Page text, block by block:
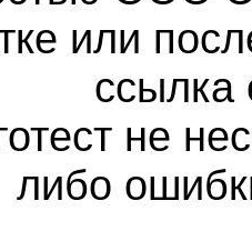
или
ссылка
не
либо